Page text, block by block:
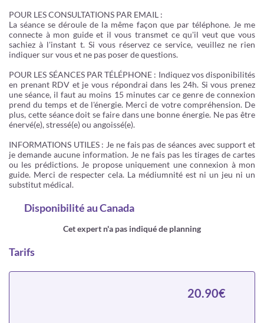
POUR LES CONSULTATIONS PAR EMAIL :
La séance se déroule de la même façon que par téléphone. Je me
connecte à mon guide et il vous transmet ce qu'il veut que vous
sachiez à l'instant t. Si vous réservez ce service, veuillez ne rien
indiquer sur vous et ne pas poser de questions.
POUR LES SÉANCES PAR TÉLÉPHONE : Indiquez vos disponibilités
en prenant RDV et je vous répondrai dans les 24h. Si vous prenez
une séance, il faut au moins 15 minutes car ce genre de connexion
prend du temps et de l'énergie. Merci de votre compréhension. De
plus, cette séance doit se faire dans une bonne énergie. Ne pas être
énervé(e), stressé(e) ou angoissé(e).
INFORMATIONS UTILES : Je ne fais pas de séances avec support et
je demande aucune information. Je ne fais pas les tirages de cartes
ou les prédictions. Je propose uniquement une connexion à mon
guide. Merci de respecter cela. La médiumnité est ni un jeu ni un
substitut médical.
Disponibilitéau Canada
Cet expert n'a pas indiqué de planning
Tarifs
20.90€